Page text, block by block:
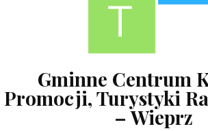
Gminne Centrum
Promocji, Turystyki
– Wieprz